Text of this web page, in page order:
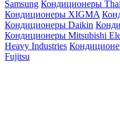
Samsung Кондиционеры
Кондиционеры XIGMA
Кондиционеры Daikin
Кондиционеры Mitsubishi
Heavy Industries
Fujitsu